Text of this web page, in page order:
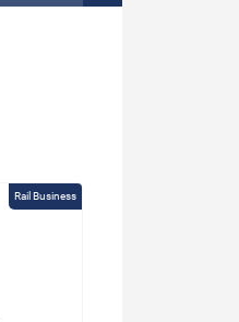
Rail Business